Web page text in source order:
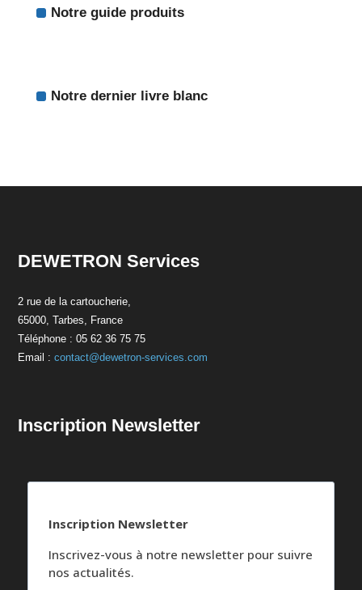
Notre guide produits
Notre dernier livre blanc
DEWETRON Services
2 rue de la cartoucherie,
65000, Tarbes, France
Téléphone : 05 62 36 75 75
Email :contact@dewetron-services.com
Inscription Newsletter
Inscription Newsletter
Inscrivez-vous à notre newsletter pour suivre
nos actualités.